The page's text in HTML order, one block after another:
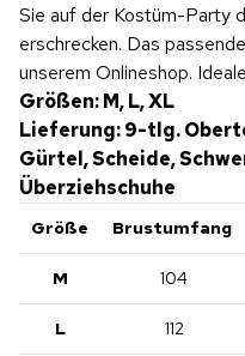
Sie auf der Kostüm-Party
erschrecken. Das
unserem Onlineshop.
Größen: M, L, XL
Lieferung: 9-tlg.
Gürtel, Scheide,
Überziehschuhe
Größe Brustumfang
M 104
L 112